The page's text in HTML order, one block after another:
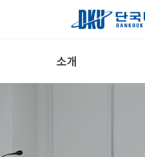
Skip to Main Content
소개